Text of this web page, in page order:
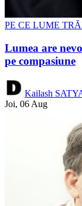
PE CE LUME
Lumea are
pe compasiune
Kailash
Joi, 06 Aug